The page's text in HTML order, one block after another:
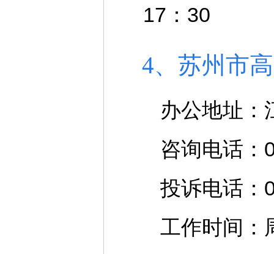
17：30
4、苏州市
办公地址：
咨询电话：
投诉电话：
工作时间：